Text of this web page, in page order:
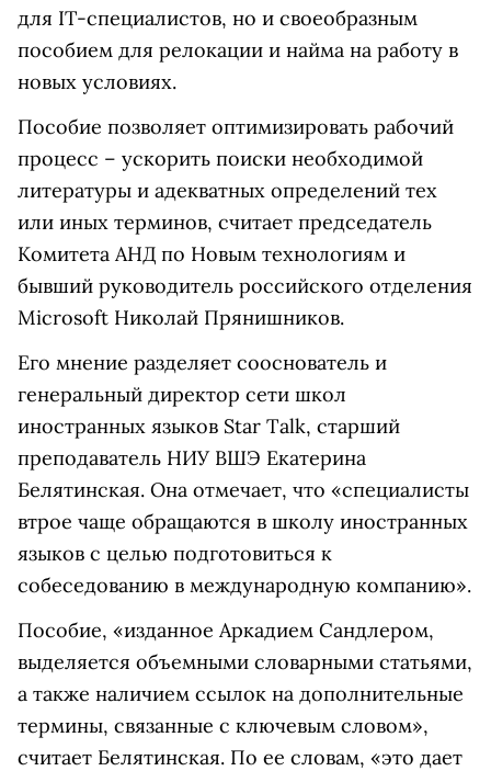
для IT-специалистов, но и своеобразным
пособием для релокации и найма на работу в
новых условиях.
Пособие позволяет оптимизировать рабочий
процесс – ускорить поиски необходимой
литературы и адекватных определений тех
или иных терминов, считает председатель
Комитета АНД по Новым технологиям и
бывший руководитель российского отделения
Microsoft Николай Прянишников.
Его мнение разделяет сооснователь и
генеральный директор сети школ
иностранных языков Star Talk, старший
преподаватель НИУ ВШЭ Екатерина
Белятинская. Она отмечает, что «специалисты
втрое чаще обращаются в школу иностранных
языков с целью подготовиться к
собеседованию в международную компанию».
Пособие, «изданное Аркадием Сандлером,
выделяется объемными словарными статьями,
а также наличием ссылок на дополнительные
термины, связанные с ключевым словом»,
считает Белятинская. По ее словам, «это дает